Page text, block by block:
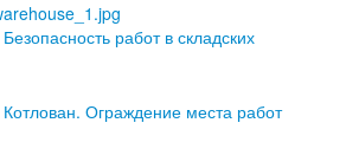
работ в складских
Котлован. Ограждение места работ